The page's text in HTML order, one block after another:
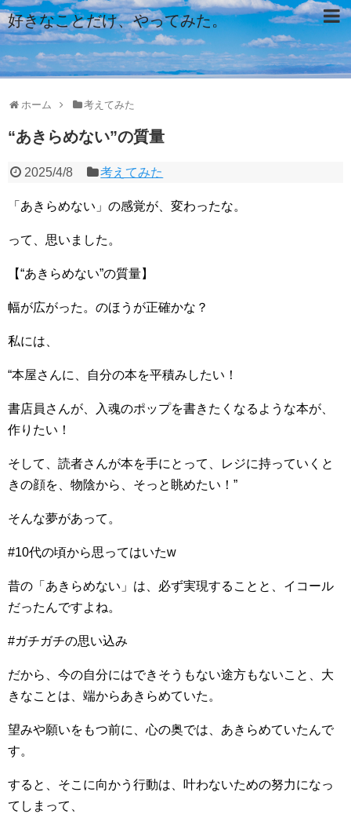
好きなことだけ、やってみた。
ホーム 考えてみた
“あきらめない”の質量
2025/4/8 考えてみた
「あきらめない」の感覚が、変わったな。
って、思いました。
【“あきらめない”の質量】
幅が広がった。のほうが正確かな？
私には、
“本屋さんに、自分の本を平積みしたい！
書店員さんが、入魂のポップを書きたくなるような本が、
作りたい！
そして、読者さんが本を手にとって、レジに持っていくと
きの顔を、物陰から、そっと眺めたい！”
そんな夢があって。
#10代の頃から思ってはいたw
昔の「あきらめない」は、必ず実現することと、イコール
だったんですよね。
#ガチガチの思い込み
だから、今の自分にはできそうもない途方もないこと、大
きなことは、端からあきらめていた。
望みや願いをもつ前に、心の奥では、あきらめていたんで
す。
すると、そこに向かう行動は、叶わないための努力になっ
てしまって、